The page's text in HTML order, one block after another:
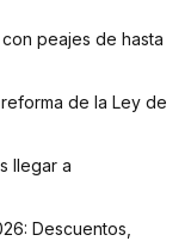
peajes de hasta
de la Ley de
llegar a
Descuentos,